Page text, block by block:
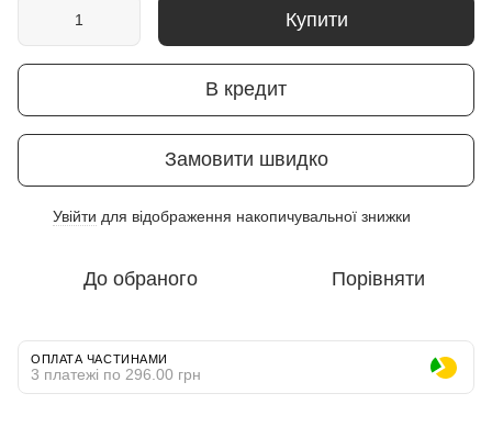
Купити
В кредит
Замовити швидко
Увійти для відображення накопичувальної знижки
До обраного Порівняти
ОПЛАТА ЧАСТИНАМИ
3 платежі по 296.00 грн